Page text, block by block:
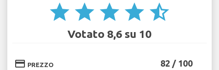
star star star star star_half
Votato 8,6 su 10
credit_card PREZZO 82 / 100